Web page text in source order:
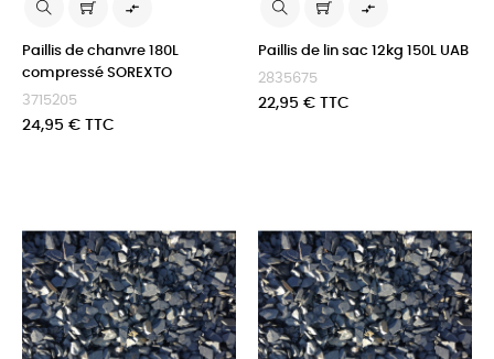

Paillis de chanvre 180L
compressé SOREXTO
3715205
Prix
24,95 € TTC

Paillis de lin sac 12kg 150L UAB
2835675
Prix
22,95 € TTC